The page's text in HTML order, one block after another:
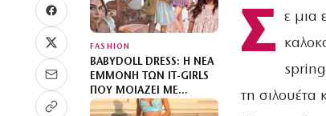
FASHION
BABYDOLL DRESS: Η ΝΈΑ
ΕΜΜΟΝΉ ΤΩΝ IT-GIRLS
ΠΟΥ ΜΟΙΆΖΕΙ ΜΕ
ΝΥΧΤΙΚΌ
Σ ε μια
τη σιλουέτα